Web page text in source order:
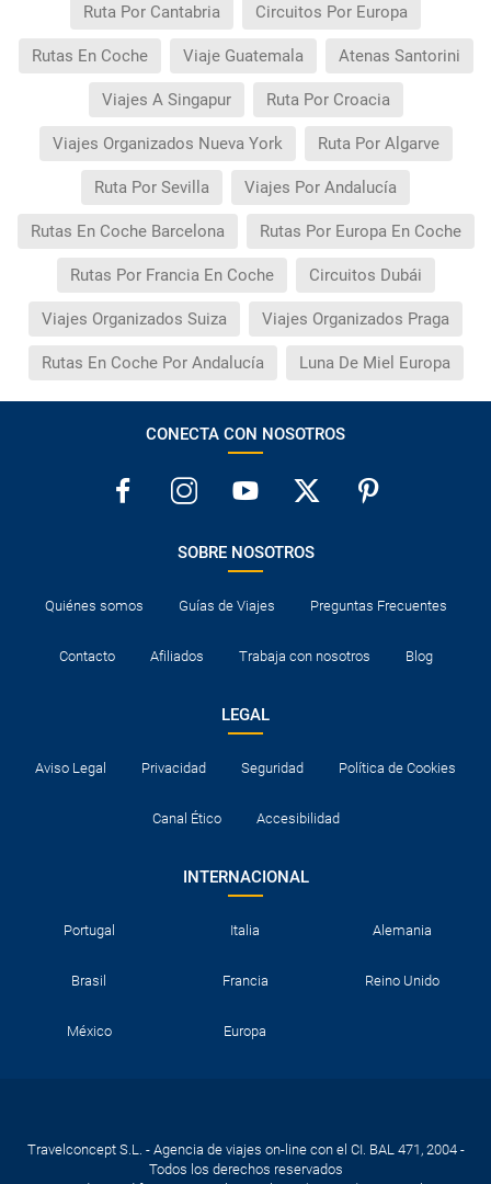
Ruta Por Cantabria Circuitos Por Europa
Rutas En Coche Viaje Guatemala Atenas Santorini
Viajes A Singapur Ruta Por Croacia
Viajes Organizados Nueva York Ruta Por Algarve
Ruta Por Sevilla Viajes Por Andalucía
Rutas En Coche Barcelona Rutas Por Europa En Coche
Rutas Por Francia En Coche Circuitos Dubái
Viajes Organizados Suiza Viajes Organizados Praga
Rutas En Coche Por Andalucía Luna De Miel Europa
CONECTA CON NOSOTROS
SOBRE NOSOTROS
Quiénes somos Guías de Viajes Preguntas Frecuentes
Contacto Afiliados Trabaja con nosotros Blog
LEGAL
Aviso Legal Privacidad Seguridad Política de Cookies
Canal Ético Accesibilidad
INTERNACIONAL
Portugal Italia Alemania
Brasil Francia Reino Unido
México Europa
Travelconcept S.L. - Agencia de viajes on-line con el CI. BAL 471, 2004 -
Todos los derechos reservados